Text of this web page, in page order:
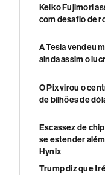
Keiko Fujimori
com desafio de
A Tesla vendeu
ainda assim o
O Pix virou o
de bilhões de
Escassez de
se estender
Hynix
Trump diz que